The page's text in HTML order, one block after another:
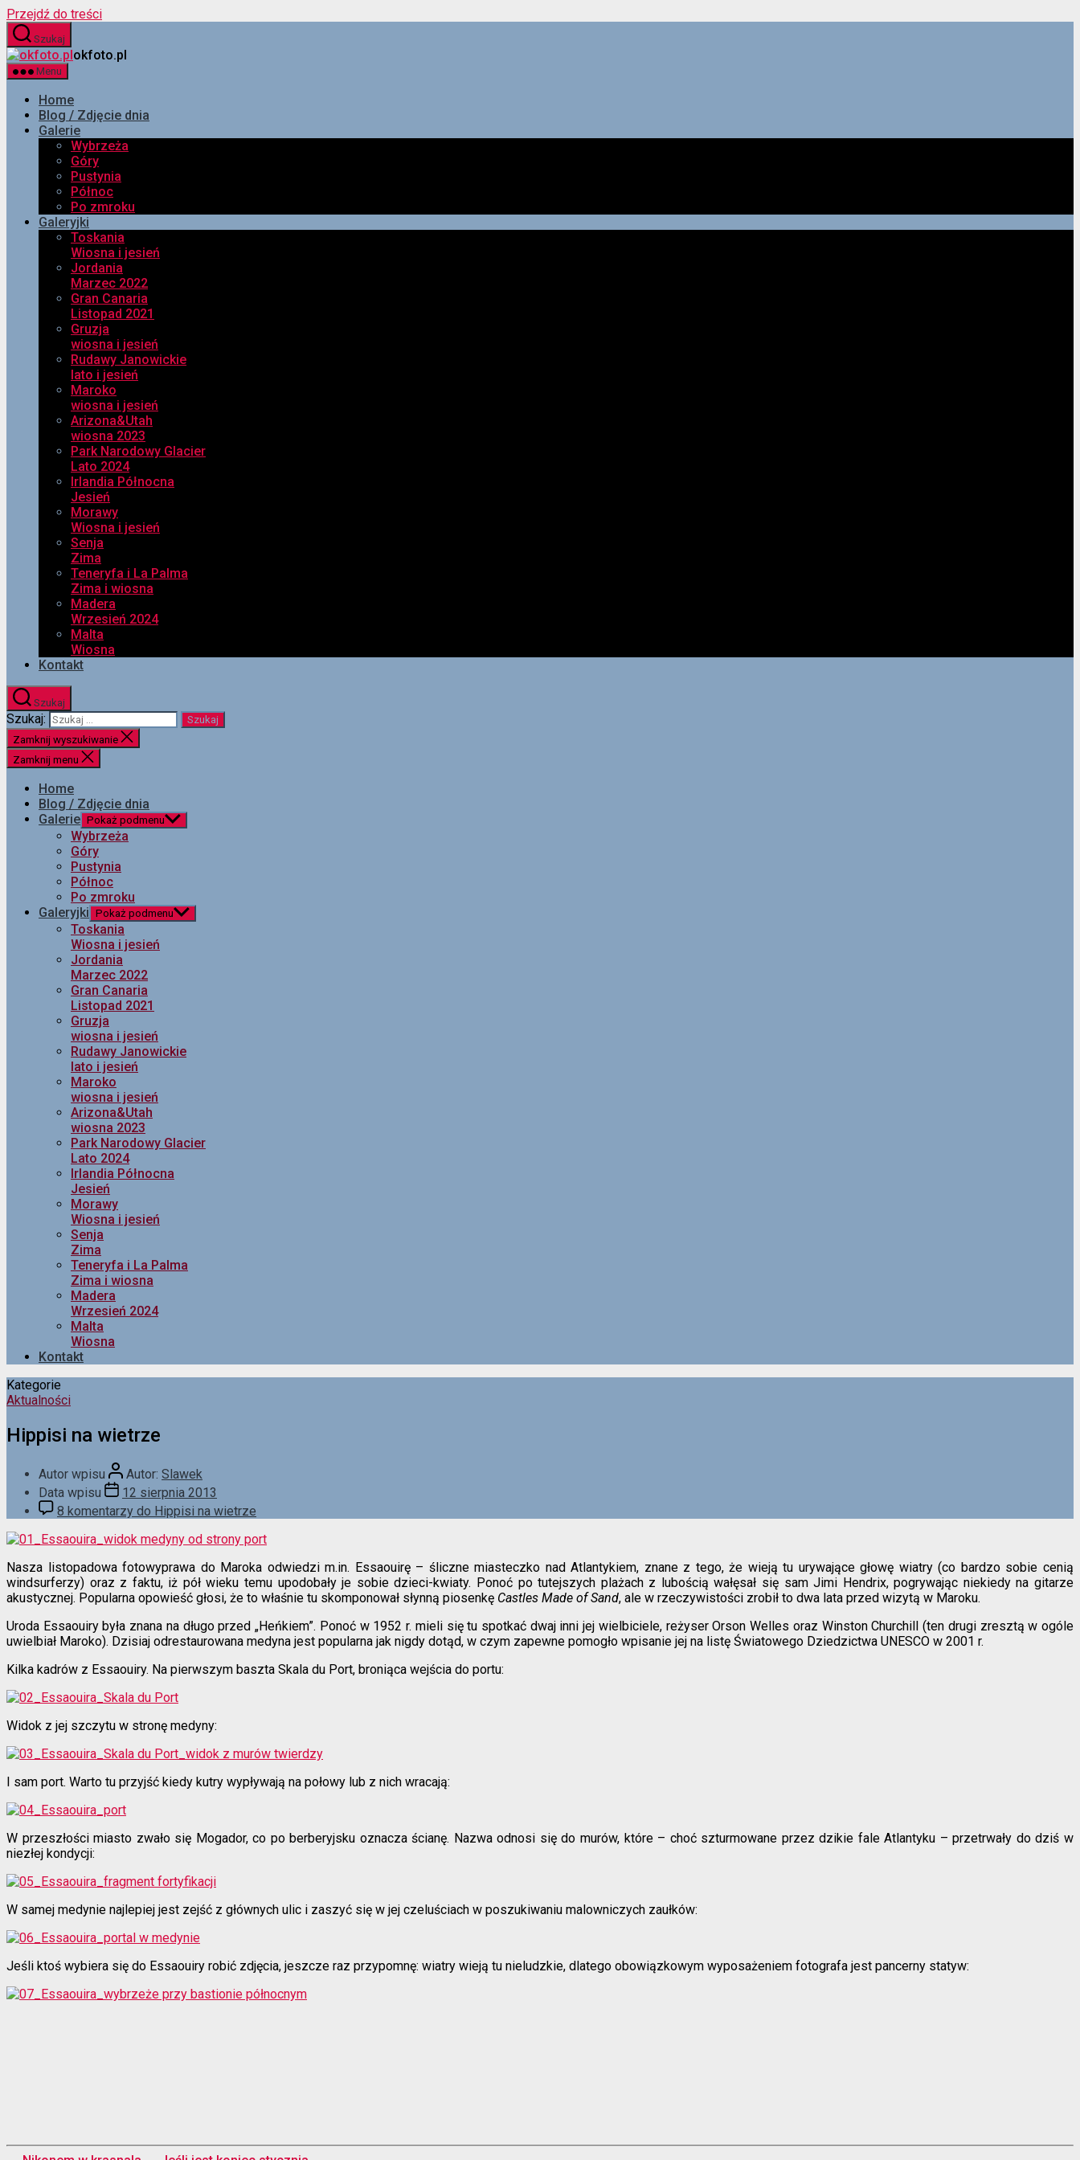
Przejdź do treści
Szukaj
okfoto.pl
Menu
Home
Blog / Zdjęcie dnia
Galerie
Wybrzeża
Góry
Pustynia
Północ
Po zmroku
Galeryjki
Toskania
Wiosna i jesień
Jordania
Marzec 2022
Gran Canaria
Listopad 2021
Gruzja
wiosna i jesień
Rudawy Janowickie
lato i jesień
Maroko
wiosna i jesień
Arizona&Utah
wiosna 2023
Park Narodowy Glacier
Lato 2024
Irlandia Północna
Jesień
Morawy
Wiosna i jesień
Senja
Zima
Teneryfa i La Palma
Zima i wiosna
Madera
Wrzesień 2024
Malta
Wiosna
Kontakt
Szukaj
Szukaj:
Zamknij wyszukiwanie
Zamknij menu
Home
Blog / Zdjęcie dnia
Galerie Pokaż podmenu
Wybrzeża
Góry
Pustynia
Północ
Po zmroku
Galeryjki Pokaż podmenu
Toskania
Wiosna i jesień
Jordania
Marzec 2022
Gran Canaria
Listopad 2021
Gruzja
wiosna i jesień
Rudawy Janowickie
lato i jesień
Maroko
wiosna i jesień
Arizona&Utah
wiosna 2023
Park Narodowy Glacier
Lato 2024
Irlandia Północna
Jesień
Morawy
Wiosna i jesień
Senja
Zima
Teneryfa i La Palma
Zima i wiosna
Madera
Wrzesień 2024
Malta
Wiosna
Kontakt
Kategorie
Aktualności
Hippisi na wietrze
Autor wpisu Autor: Slawek
Data wpisu
12 sierpnia 2013
8 komentarzy do Hippisi na wietrze
Nasza listopadowa fotowyprawa do Maroka odwiedzi m.in. Essaouirę – śliczne miasteczko nad Atlantykiem, znane z tego, że wieją tu urywające głowę wiatry (co bardzo sobie cenią
windsurferzy) oraz z faktu, iż pół wieku temu upodobały je sobie dzieci-kwiaty. Ponoć po tutejszych plażach z lubością wałęsał się sam Jimi Hendrix, pogrywając niekiedy na gitarze
akustycznej. Popularna opowieść głosi, że to właśnie tu skomponował słynną piosenkę Castles Made of Sand, ale w rzeczywistości zrobił to dwa lata przed wizytą w Maroku.
Uroda Essaouiry była znana na długo przed „Heńkiem”. Ponoć w 1952 r. mieli się tu spotkać dwaj inni jej wielbiciele, reżyser Orson Welles oraz Winston Churchill (ten drugi zresztą w ogóle
uwielbiał Maroko). Dzisiaj odrestaurowana medyna jest popularna jak nigdy dotąd, w czym zapewne pomogło wpisanie jej na listę Światowego Dziedzictwa UNESCO w 2001 r.
Kilka kadrów z Essaouiry. Na pierwszym baszta Skala du Port, broniąca wejścia do portu:
Widok z jej szczytu w stronę medyny:
I sam port. Warto tu przyjść kiedy kutry wypływają na połowy lub z nich wracają:
W przeszłości miasto zwało się Mogador, co po berberyjsku oznacza ścianę. Nazwa odnosi się do murów, które – choć szturmowane przez dzikie fale Atlantyku – przetrwały do dziś w
niezłej kondycji:
W samej medynie najlepiej jest zejść z głównych ulic i zaszyć się w jej czeluściach w poszukiwaniu malowniczych zaułków:
Jeśli ktoś wybiera się do Essaouiry robić zdjęcia, jeszcze raz przypomnę: wiatry wieją tu nieludzkie, dlatego obowiązkowym wyposażeniem fotografa jest pancerny statyw: